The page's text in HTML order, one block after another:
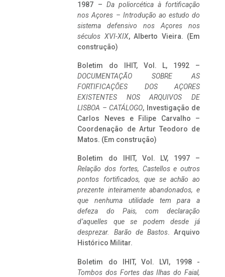
1987 – Da poliorcética à fortificação
nos Açores – Introdução ao estudo do
sistema defensivo nos Açores nos
séculos XVI-XIX, Alberto Vieira. (Em
construção)
Boletim do IHIT, Vol. L, 1992 –
DOCUMENTAÇÃO SOBRE AS
FORTIFICAÇÕES DOS AÇORES
EXISTENTES NOS ARQUIVOS DE
LISBOA – CATÁLOGO, Investigação de
Carlos Neves e Filipe Carvalho –
Coordenação de Artur Teodoro de
Matos. (Em construção)
Boletim do IHIT, Vol. LV, 1997 –
Relação dos fortes, Castellos e outros
pontos fortificados, que se achão ao
prezente inteiramente abandonados, e
que nenhuma utilidade tem para a
defeza do Pais, com declaração
d’aquelles que se podem desde já
desprezar. Barão de Bastos. Arquivo
Histórico Militar.
Boletim do IHIT, Vol. LVI, 1998 -
Tombos dos Fortes das Ilhas do Faial,